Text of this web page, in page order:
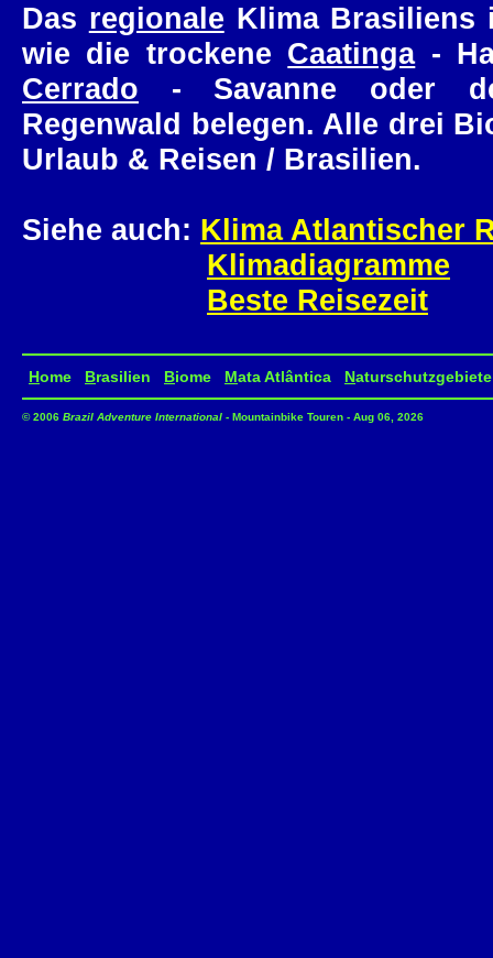
Das regionale Klima Brasiliens
wie die trockene Caatinga-
Cerrado - Savanne oder
Regenwald belegen. Alle drei
Urlaub & Reisen / Brasilien.
Siehe auch: Klima Atlantischer
Klimadiagramme
Beste Reisezeit
Home Brasilien Biome Mata Atlântica Naturschutzgebiete
© 2006 Brazil Adventure International - Mountainbike Touren - Aug 06, 2026